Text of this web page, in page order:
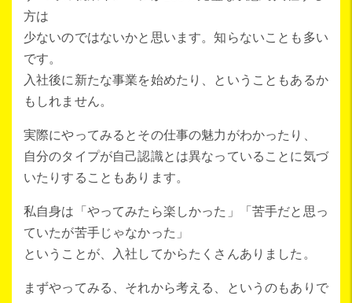
方は
少ないのではないかと思います。知らないことも多い
です。
入社後に新たな事業を始めたり、ということもあるか
もしれません。
実際にやってみるとその仕事の魅力がわかったり、
自分のタイプが自己認識とは異なっていることに気づ
いたりすることもあります。
私自身は「やってみたら楽しかった」「苦手だと思っ
ていたが苦手じゃなかった」
ということが、入社してからたくさんありました。
まずやってみる、それから考える、というのもありで